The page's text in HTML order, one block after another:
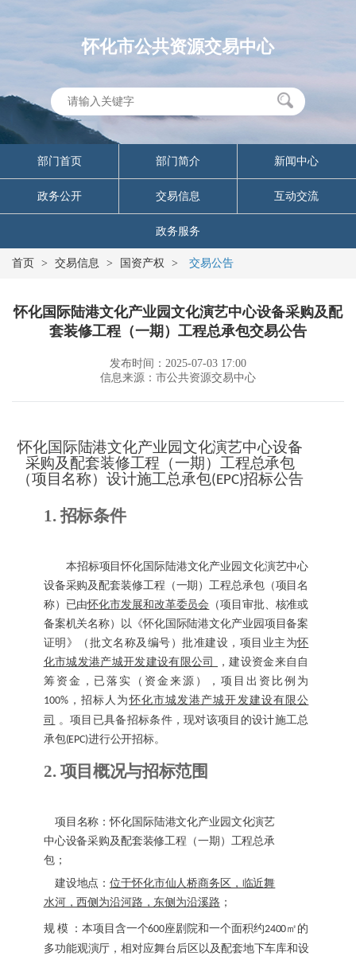
怀化市公共资源交易中心
部门首页 部门简介 新闻中心
政务公开 交易信息 互动交流
政务服务
首页 > 交易信息 > 国资产权 > 交易公告
怀化国际陆港文化产业园文化演艺中心设备采购及配
套装修工程（一期）工程总承包交易公告
发布时间：2025-07-03 17:00
信息来源：市公共资源交易中心
怀化国际陆港文化产业园文化演艺中心设备
采购及配套装修工程（一期）工程总承包
（项目名称）设计施工总承包(EPC)招标公告
1. 招标条件
本招标项目怀化国际陆港文化产业园文化演艺中心
设备采购及配套装修工程（一期）工程总承包（项目名
称）已由怀化市发展和改革委员会 （项目审批、核准或
备案机关名称）以
《怀化国际陆港文化产业园项目备案
证明》
（批文名称及 编号）批准建设，项目业主为怀
化市城发港产城开发建设有限公司
，建设资金来自 自
筹资金，已落实
（资金来源）
，项目出资比例为
100%，招标人为怀化市城发港产城开发建设有限公
司
。项目已具备招标条件，现对该项目的设计施工总
承包(EPC)进行公开招标。
2. 项目概况与招标范围
项目名称：怀化国际陆港文化产业园文化演艺
中心设备采购及配套装修工程（一期）工程总承
包；
建设地点：位于怀化市仙人桥商务区，临近舞
水河，西侧为沿河路，东侧为沿溪路 ；
规 模 ： 本项目含一个600座剧院和一个面积约2400㎡的
多功能观演厅，相对应舞台后区以及配套地下车库和设